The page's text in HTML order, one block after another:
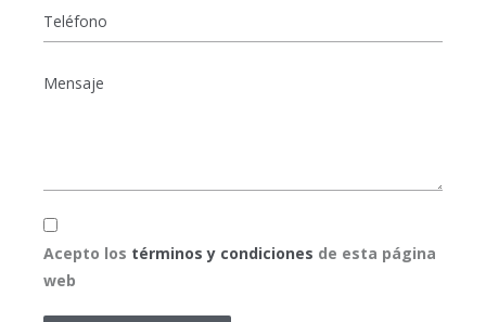
Teléfono
Mensaje
Acepto
Acepto los términos y condiciones de esta página
web